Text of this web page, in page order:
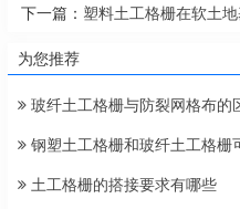
下一篇： 塑料土工格栅在软土
为您推荐
玻纤土工格栅与防裂网格布的
钢塑土工格栅和玻纤土工格栅
土工格栅的搭接要求有哪些